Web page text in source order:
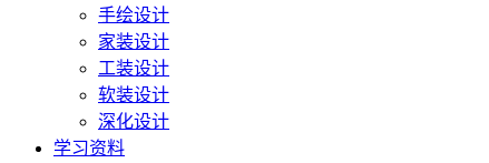
手绘设计
家装设计
工装设计
软装设计
深化设计
学习资料